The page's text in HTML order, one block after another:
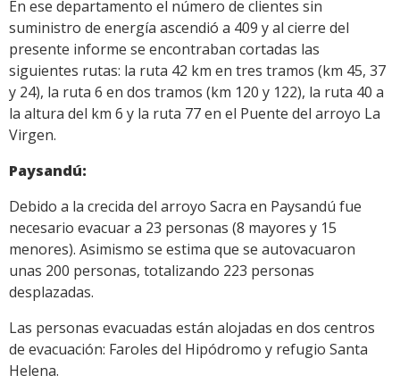
En ese departamento el número de clientes sin
suministro de energía ascendió a 409 y al cierre del
presente informe se encontraban cortadas las
siguientes rutas: la ruta 42 km en tres tramos (km 45, 37
y 24), la ruta 6 en dos tramos (km 120 y 122), la ruta 40 a
la altura del km 6 y la ruta 77 en el Puente del arroyo La
Virgen.
Paysandú:
Debido a la crecida del arroyo Sacra en Paysandú fue
necesario evacuar a 23 personas (8 mayores y 15
menores). Asimismo se estima que se autovacuaron
unas 200 personas, totalizando 223 personas
desplazadas.
Las personas evacuadas están alojadas en dos centros
de evacuación: Faroles del Hipódromo y refugio Santa
Helena.